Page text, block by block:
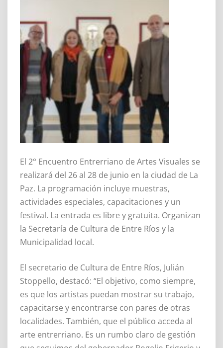
El 2° Encuentro Entrerriano de Artes Visuales se
realizará del 26 al 28 de junio en la ciudad de La
Paz. La programación incluye muestras,
actividades especiales, capacitaciones y un
festival. La entrada es libre y gratuita. Organizan
la Secretaría de Cultura de Entre Ríos y la
Municipalidad local.
El secretario de Cultura de Entre Ríos, Julián
Stoppello, destacó: “El objetivo, como siempre,
es que los artistas puedan mostrar su trabajo,
capacitarse y encontrarse con pares de otras
localidades. También, que el público acceda al
arte entrerriano. Es un rumbo claro de gestión